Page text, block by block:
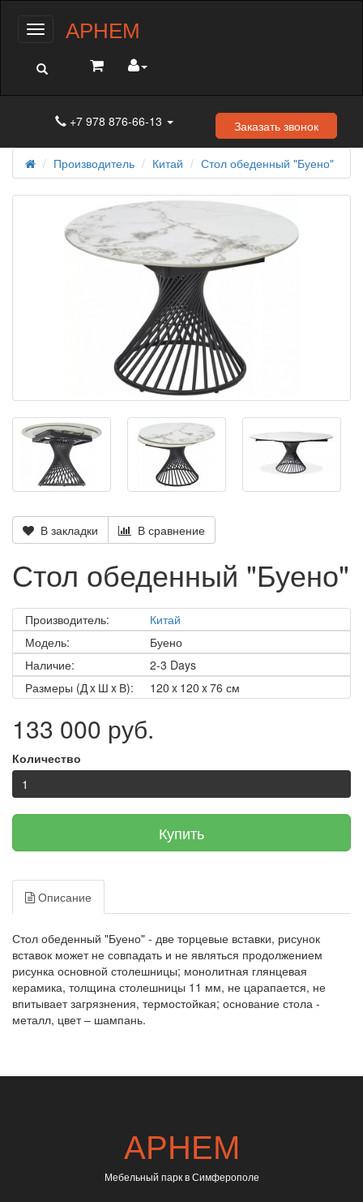
МенюАРНЕМ
+7 978 876-66-13 Заказать звонок
Производитель Китай Стол обеденный "Буено"
В закладки В сравнение
Стол обеденный "Буено"
Производитель:
Китай
Модель:
Буено
Наличие:
2-3 Days
Размеры (Д x Ш x В):
120 x 120 x 76 см
133 000 руб.
Количество
Купить
Описание
Стол обеденный "Буено" - две торцевые вставки, рисунок
вставок может не совпадать и не являться продолжением
рисунка основной столешницы; монолитная глянцевая
керамика, толщина столешницы 11 мм, не царапается, не
впитывает загрязнения, термостойкая; основание стола -
металл, цвет – шампань.
АРНЕМ
Мебельный парк в Симферополе